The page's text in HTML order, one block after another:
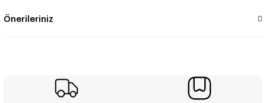
Önerileriniz